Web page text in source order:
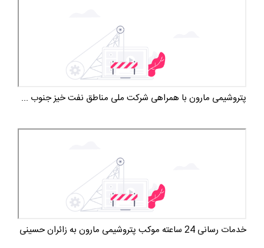
پتروشیمی مارون با همراهی شرکت ملی مناطق نفت خیز جنوب ...
خدمات رسانی 24 ساعته موکب پتروشیمی مارون به زائران حسینی